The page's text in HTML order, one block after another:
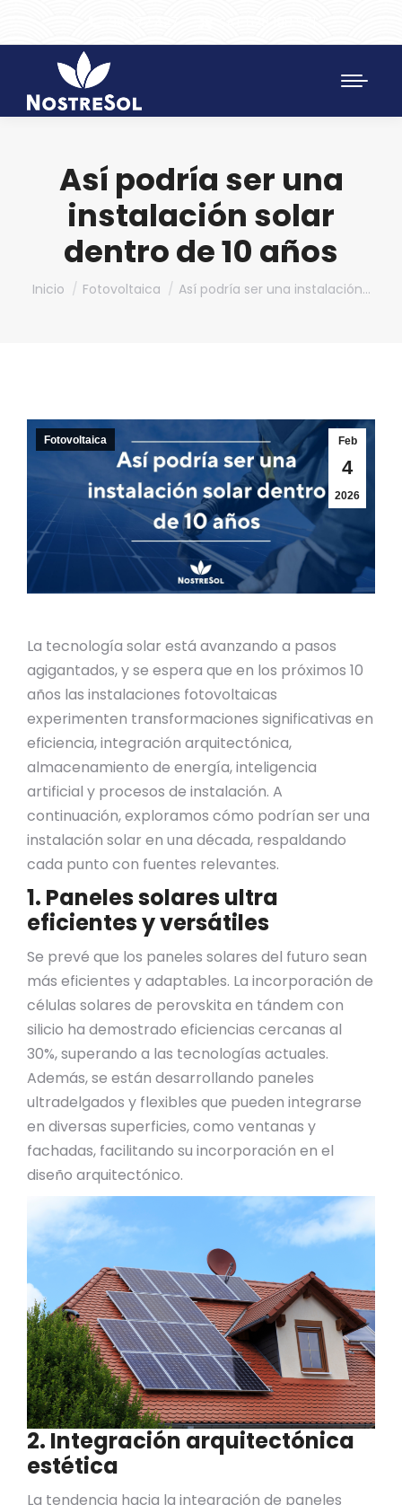
Así podría ser una
instalación solar
dentro de 10 años
Estás aquí:
Inicio Fotovoltaica Así podría ser una instalación…
Feb
4
2026
Fotovoltaica
La tecnología solar está avanzando a pasos
agigantados, y se espera que en los próximos 10
años las instalaciones fotovoltaicas
experimenten transformaciones significativas en
eficiencia, integración arquitectónica,
almacenamiento de energía, inteligencia
artificial y procesos de instalación. A
continuación, exploramos cómo podrían ser una
instalación solar en una década, respaldando
cada punto con fuentes relevantes.​
1. Paneles solares ultra
eficientes y versátiles
Se prevé que los paneles solares del futuro sean
más eficientes y adaptables. La incorporación de
células solares de perovskita en tándem con
silicio ha demostrado eficiencias cercanas al
30%, superando a las tecnologías actuales.
Además, se están desarrollando paneles
ultradelgados y flexibles que pueden integrarse
en diversas superficies, como ventanas y
fachadas, facilitando su incorporación en el
diseño arquitectónico.
2. Integración arquitectónica
estética
La tendencia hacia la integración de paneles